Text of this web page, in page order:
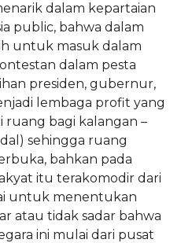
dalam kepartaian
public, bahwa dalam
untuk masuk dalam
dalam pesta
presiden, gubernur,
lembaga profit yang
ruang bagi kalangan –
sehingga ruang
bahkan pada
itu terakomodir dari
untuk menentukan
atau tidak sadar bahwa
ini mulai dari pusat